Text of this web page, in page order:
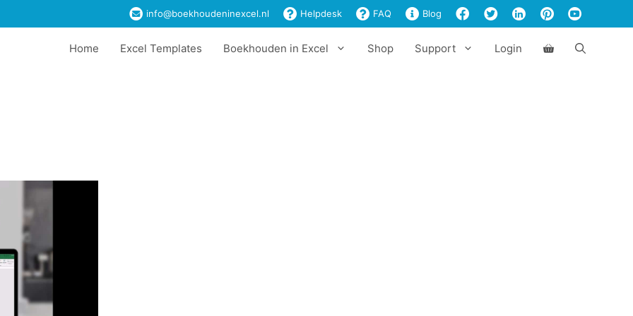
info@boekhoudeninexcel.nl Helpdesk FAQ Blog
Home Excel Templates Boekhouden in Excel Shop Support Login